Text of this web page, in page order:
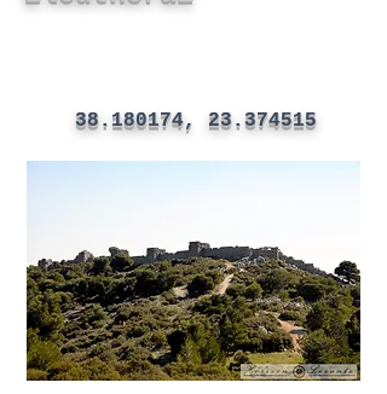
38.180174, 23.374515